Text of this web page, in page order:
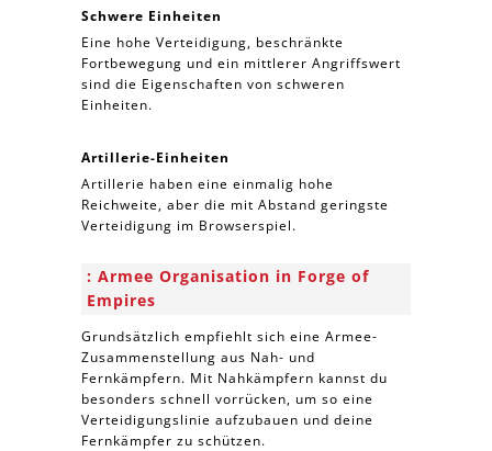
Schwere Einheiten
Eine hohe Verteidigung, beschränkte
Fortbewegung und ein mittlerer Angriffswert
sind die Eigenschaften von schweren
Einheiten.
Artillerie-Einheiten
Artillerie haben eine einmalig hohe
Reichweite, aber die mit Abstand geringste
Verteidigung im Browserspiel.
Armee Organisation in Forge of
Empires
Grundsätzlich empfiehlt sich eine Armee-
Zusammenstellung aus Nah- und
Fernkämpfern. Mit Nahkämpfern kannst du
besonders schnell vorrücken, um so eine
Verteidigungslinie aufzubauen und deine
Fernkämpfer zu schützen.